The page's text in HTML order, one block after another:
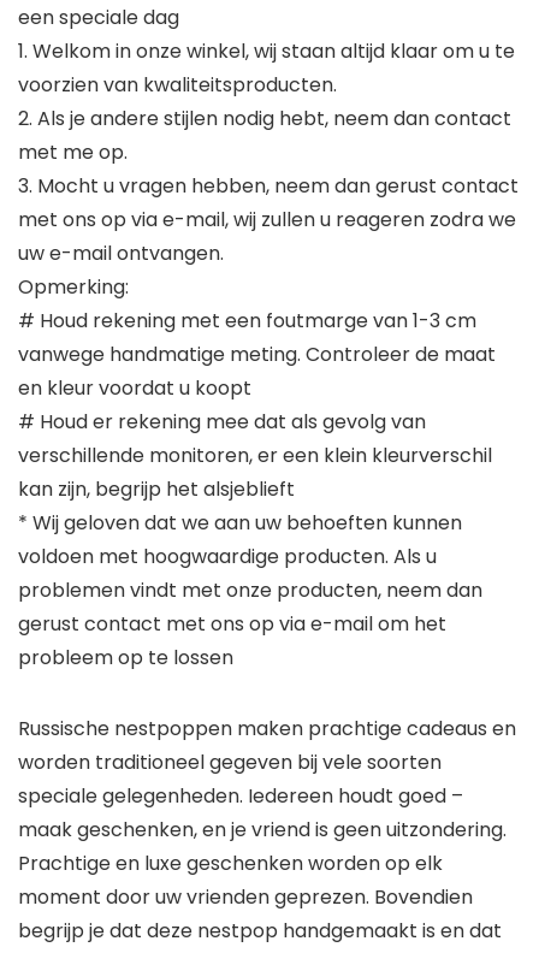
een speciale dag
1. Welkom in onze winkel, wij staan altijd klaar om u te
voorzien van kwaliteitsproducten.
2. Als je andere stijlen nodig hebt, neem dan contact
met me op.
3. Mocht u vragen hebben, neem dan gerust contact
met ons op via e-mail, wij zullen u reageren zodra we
uw e-mail ontvangen.
Opmerking:
# Houd rekening met een foutmarge van 1-3 cm
vanwege handmatige meting. Controleer de maat
en kleur voordat u koopt
# Houd er rekening mee dat als gevolg van
verschillende monitoren, er een klein kleurverschil
kan zijn, begrijp het alsjeblieft
* Wij geloven dat we aan uw behoeften kunnen
voldoen met hoogwaardige producten. Als u
problemen vindt met onze producten, neem dan
gerust contact met ons op via e-mail om het
probleem op te lossen
Russische nestpoppen maken prachtige cadeaus en
worden traditioneel gegeven bij vele soorten
speciale gelegenheden. Iedereen houdt goed –
maak geschenken, en je vriend is geen uitzondering.
Prachtige en luxe geschenken worden op elk
moment door uw vrienden geprezen. Bovendien
begrijp je dat deze nestpop handgemaakt is en dat